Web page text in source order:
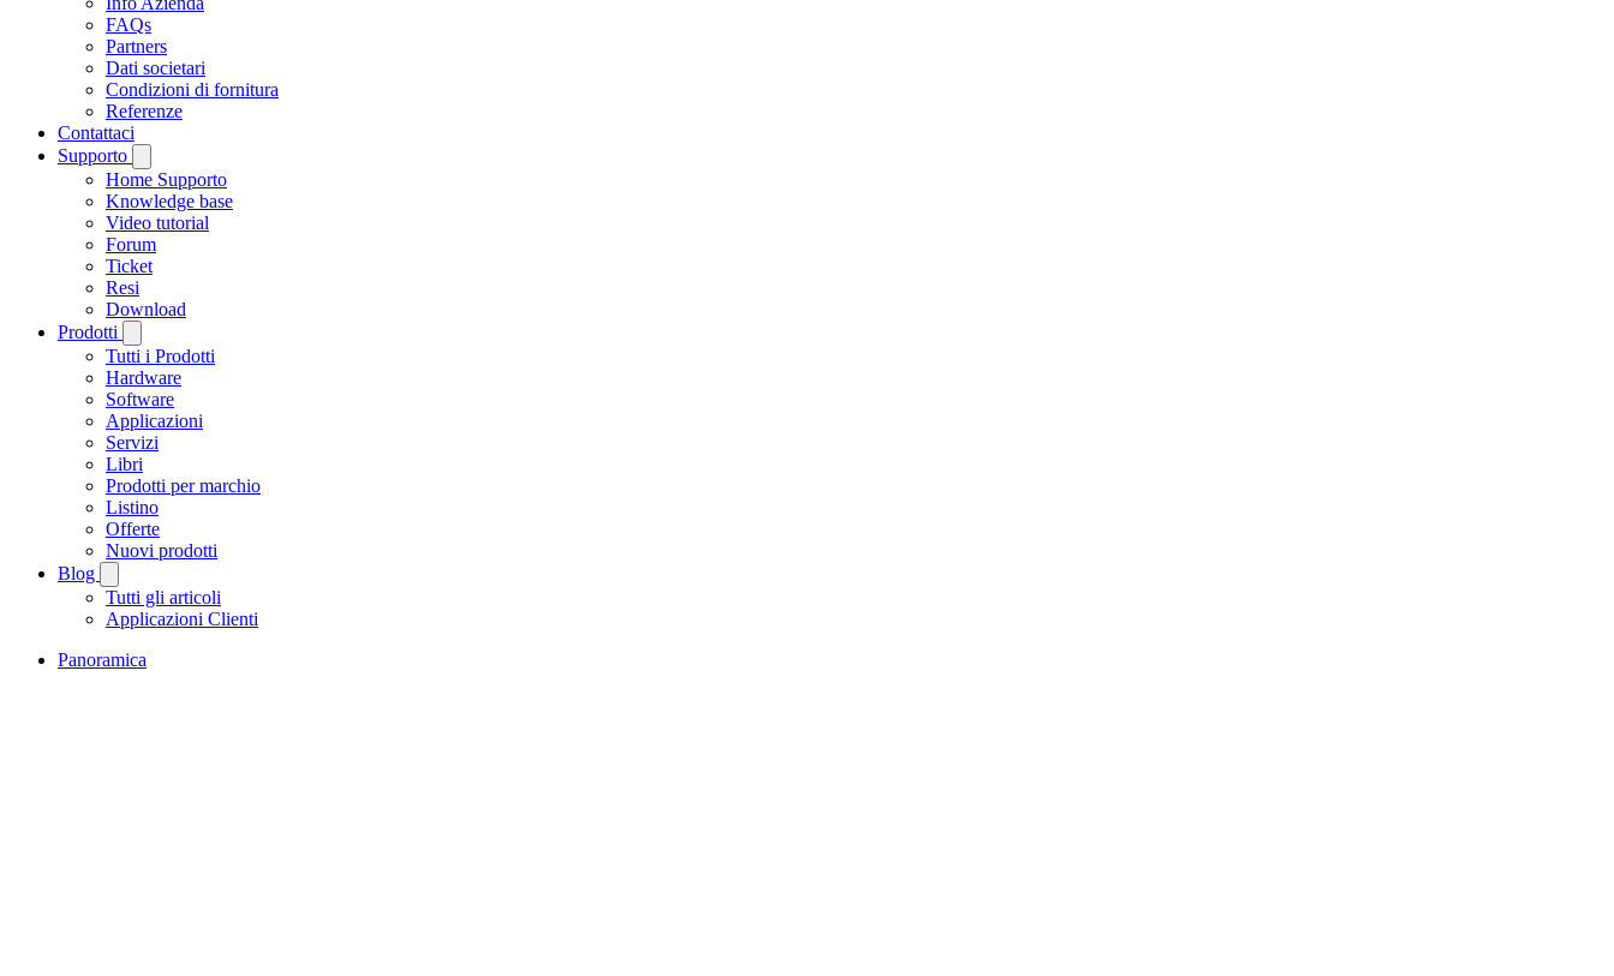
FAQs
Partners
Dati societari
Condizioni di fornitura
Referenze
Contattaci
Supporto
Home Supporto
Knowledge base
Video tutorial
Forum
Ticket
Resi
Download
Prodotti
Tutti i Prodotti
Hardware
Software
Applicazioni
Servizi
Libri
Prodotti per marchio
Listino
Offerte
Nuovi prodotti
Blog
Tutti gli articoli
Applicazioni Clienti
Panoramica